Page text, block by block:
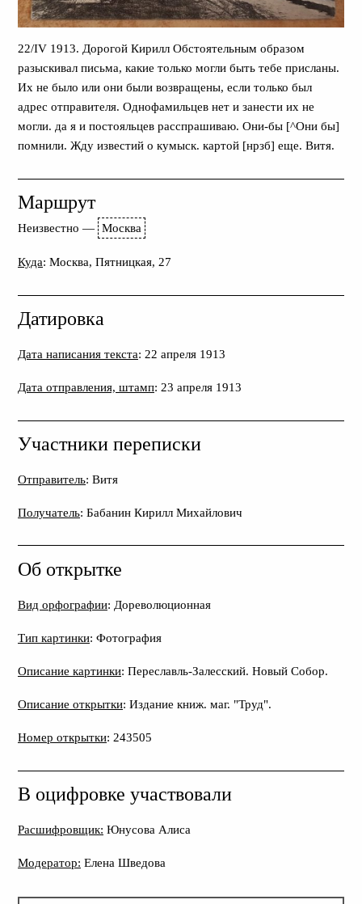
22/IV 1913. Дорогой Кирилл Обстоятельным образом
разыскивал письма, какие только могли быть тебе присланы.
Их не было или они были возвращены, если только был
адрес отправителя. Однофамильцев нет и занести их не
могли. да я и постояльцев расспрашиваю. Они-бы [^Они бы]
помнили. Жду известий о кумыск. картой [нрзб] еще. Витя.
Маршрут
Неизвестно — Москва
Куда: Москва, Пятницкая, 27
Датировка
Дата написания текста: 22 апреля 1913
Дата отправления, штамп: 23 апреля 1913
Участники переписки
Отправитель: Витя
Получатель: Бабанин Кирилл Михайлович
Об открытке
Вид орфографии: Дореволюционная
Тип картинки: Фотография
Описание картинки: Переславль-Залесский. Новый Собор.
Описание открытки: Издание книж. маг. "Труд".
Номер открытки: 243505
В оцифровке участвовали
Расшифровщик: Юнусова Алиса
Модератор: Елена Шведова